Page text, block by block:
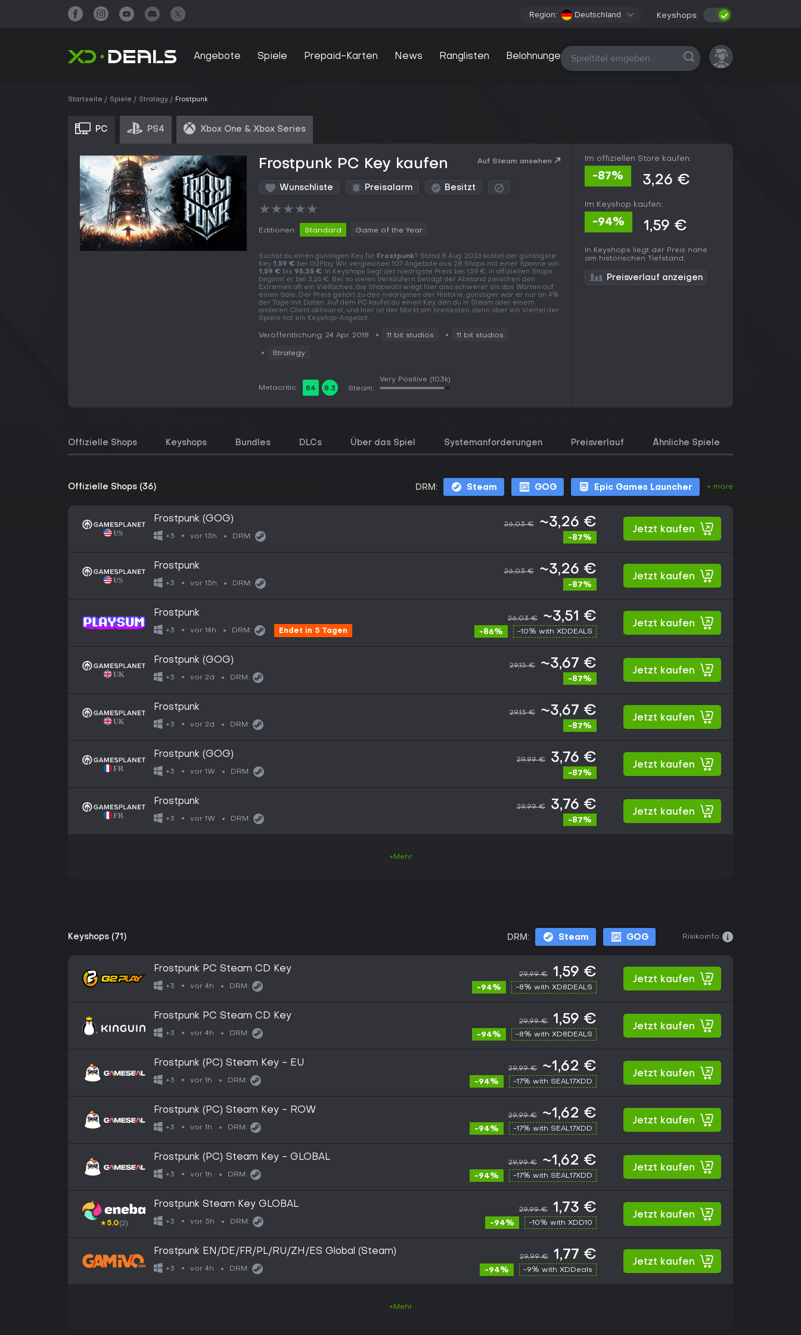
Region: Deutschland Keyshops:
Angebote Spiele Prepaid-Karten News Ranglisten Belohnungen Alle Plattformen
Startseite Spiele Strategy Frostpunk
PC PS4 Xbox One & Xbox Series
Frostpunk PC Key kaufen Auf Steam ansehen
Wunschliste Preisalarm Besitzt
★★★★★
Editionen: Standard Game of the Year
Suchst du einen günstigen Key für Frostpunk? Stand 8 Aug. 2026 kostet der günstigste
Key 1,59 € bei G2Play. Wir vergleichen 107 Angebote aus 28 Shops mit einer Spanne von
1,59 € bis 95,35 €. In Keyshops liegt der niedrigste Preis bei 1,59 €, in offiziellen Shops
beginnt er bei 3,26 €. Bei so vielen Verkäufern beträgt der Abstand zwischen den
Extremen oft ein Vielfaches, die Shopwahl wiegt hier also schwerer als das Warten auf
einen Sale. Der Preis gehört zu den niedrigsten der Historie, günstiger war er nur an 4%
der Tage mit Daten. Auf dem PC kaufst du einen Key, den du in Steam oder einem
anderen Client aktivierst, und hier ist der Markt am breitesten, denn über ein Viertel der
Spiele hat ein Keyshop-Angebot.
Veröffentlichung: 24 Apr. 2018 11 bit studios 11 bit studios
Strategy
Metacritic: 84 8.3 Steam:
Very Positive (103k)
Im offiziellen Store kaufen:
-87% 3,26 €
Im Keyshop kaufen:
-94% 1,59 €
In Keyshops liegt der Preis nahe
am historischen Tiefstand.
Preisverlauf anzeigen
Offizielle Shops Keyshops Bundles DLCs Über das Spiel Systemanforderungen Preisverlauf Ähnliche Spiele
Offizielle Shops (36) DRM: Steam GOG Epic Games Launcher + more
Frostpunk (GOG)
+3 vor 15h DRM:
26,03 € ~3,26 €
-87%
Jetzt kaufen
Frostpunk
+3 vor 15h DRM:
26,03 € ~3,26 €
-87%
Jetzt kaufen
Frostpunk
+3 vor 14h DRM: Endet in 5 Tagen
26,03 € ~3,51 €
-86% -10% with XDDEALS
Jetzt kaufen
Frostpunk (GOG)
+3 vor 2d DRM:
29,15 € ~3,67 €
-87%
Jetzt kaufen
Frostpunk
+3 vor 2d DRM:
29,15 € ~3,67 €
-87%
Jetzt kaufen
Frostpunk (GOG)
+3 vor 1W DRM:
29,99 € 3,76 €
-87%
Jetzt kaufen
Frostpunk
+3 vor 1W DRM:
29,99 € 3,76 €
-87%
Jetzt kaufen
+Mehr
Keyshops (71) DRM: Steam GOG Risikoinfo:
Frostpunk PC Steam CD Key
+3 vor 4h DRM:
29,99 € 1,59 €
-94% -8% with XD8DEALS
Jetzt kaufen
Frostpunk PC Steam CD Key
+3 vor 4h DRM:
29,99 € 1,59 €
-94% -8% with XD8DEALS
Jetzt kaufen
Frostpunk (PC) Steam Key - EU
+3 vor 1h DRM:
29,99 € ~1,62 €
-94% -17% with SEAL17XDD
Jetzt kaufen
Frostpunk (PC) Steam Key - ROW
+3 vor 1h DRM:
29,99 € ~1,62 €
-94% -17% with SEAL17XDD
Jetzt kaufen
Frostpunk (PC) Steam Key - GLOBAL
+3 vor 1h DRM:
29,99 € ~1,62 €
-94% -17% with SEAL17XDD
Jetzt kaufen
★5.0(2)
Frostpunk Steam Key GLOBAL
+3 vor 5h DRM:
29,99 € 1,73 €
-94% -10% with XDD10
Jetzt kaufen
Frostpunk EN/DE/FR/PL/RU/ZH/ES Global (Steam)
+3 vor 4h DRM:
29,99 € 1,77 €
-94% -9% with XDDeals
Jetzt kaufen
+Mehr